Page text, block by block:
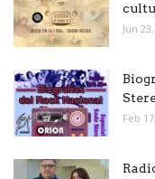
Jun
Feb